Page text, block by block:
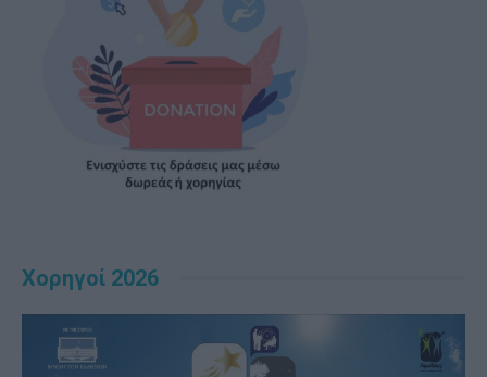
Χορηγοί 2026